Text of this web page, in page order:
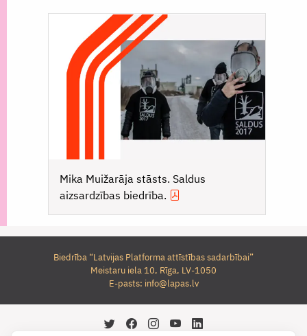
Mika Muižarāja stāsts. Saldus
aizsardzības biedrība.
Biedrība “Latvijas Platforma attīstības sadarbībai”
Meistaru iela 10, Rīga, LV-1050
E-pasts: info@lapas.lv